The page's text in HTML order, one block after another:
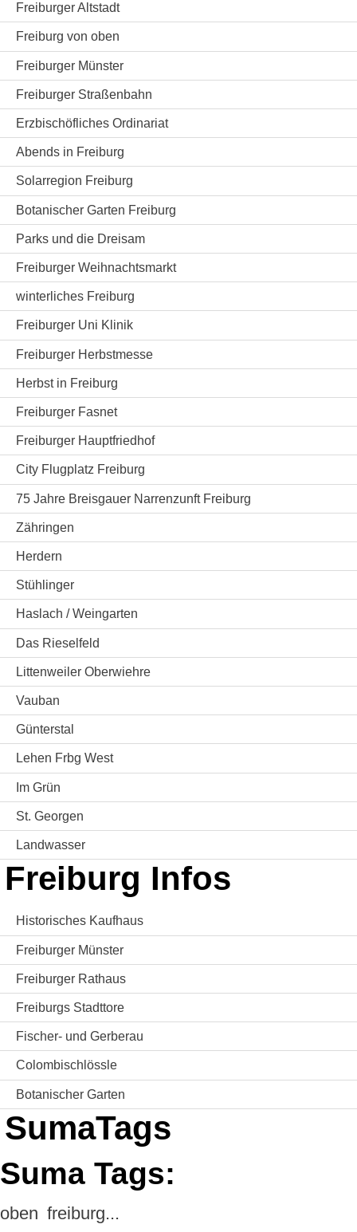
Freiburger Altstadt
Freiburg von oben
Freiburger Münster
Freiburger Straßenbahn
Erzbischöfliches Ordinariat
Abends in Freiburg
Solarregion Freiburg
Botanischer Garten Freiburg
Parks und die Dreisam
Freiburger Weihnachtsmarkt
winterliches Freiburg
Freiburger Uni Klinik
Freiburger Herbstmesse
Herbst in Freiburg
Freiburger Fasnet
Freiburger Hauptfriedhof
City Flugplatz Freiburg
75 Jahre Breisgauer Narrenzunft Freiburg
Zähringen
Herdern
Stühlinger
Haslach / Weingarten
Das Rieselfeld
Littenweiler Oberwiehre
Vauban
Günterstal
Lehen Frbg West
Im Grün
St. Georgen
Landwasser
Freiburg Infos
Historisches Kaufhaus
Freiburger Münster
Freiburger Rathaus
Freiburgs Stadttore
Fischer- und Gerberau
Colombischlössle
Botanischer Garten
SumaTags
Suma Tags:
oben freiburg...